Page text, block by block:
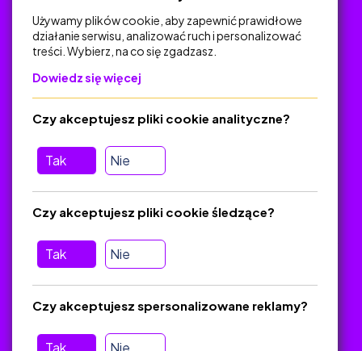
Na skróty
Polityka Prywatności
O platformie
Baza materiałów dydaktycznych
Jak zostać autorem
wiadomość nie trafiła do folderu SPAM)
Używamy plików cookie, aby zapewnić prawidłowe
działanie serwisu, analizować ruch i personalizować
treści. Wybierz, na co się zgadzasz.
Dowiedz się więcej
Tak Nie
Czy akceptujesz pliki cookie analityczne?
Tak Nie
Czy akceptujesz pliki cookie śledzące?
Tak Nie
Czy akceptujesz spersonalizowane reklamy?